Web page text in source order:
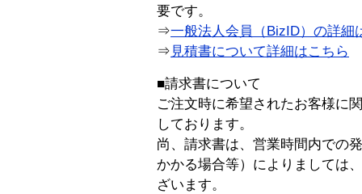
要です。
⇒一般法人会員（BizID）の詳細
⇒ 見積書について詳細はこちら
■請求書について
ご注文時に希望されたお客様に
しております。
尚、請求書は、営業時間内での
かかる場合等）によりましては
ざいます。